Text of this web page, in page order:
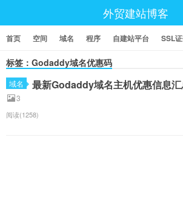
外贸建站博客
首页 空间 域名 程序 自建站平台 SSL
标签：Godaddy域名优惠码
域名 最新Godaddy域名主机优惠信息
3
阅读(1258)